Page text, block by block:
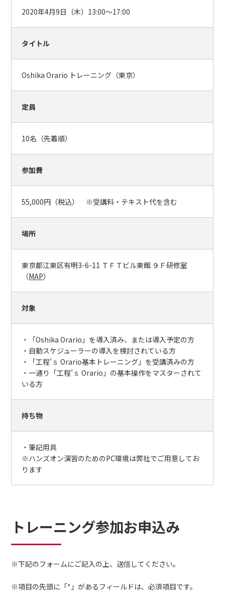
2020年4月9日（木）13:00～17:00
タイトル
Oshika Orario トレーニング（東京）
定員
10名（先着順）
参加費
55,000円（税込） ※受講料・テキスト代を含む
場所
東京都江東区有明3-6-11 ＴＦＴビル東館 ９Ｆ研修室
（MAP）
対象
・「Oshika Orario」を導入済み、または導入予定の方
・自動スケジューラーの導入を検討されている方
・「工程’ｓ Orario基本トレーニング」を受講済みの方
・一通り「工程’ｓ Orario」の基本操作をマスターされて
いる方
持ち物
・筆記用具
※ハンズオン演習のためのPC環境は弊社でご用意してお
ります
トレーニング参加お申込み
※下記のフォームにご記入の上、送信してください。
※項目の先頭に「*」があるフィールドは、必須項目です。